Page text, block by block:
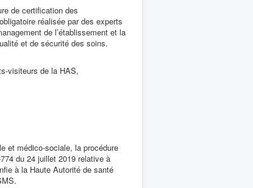
de certification des
réalisée par des experts
de l’établissement et la
et de sécurité des soins.
visiteurs de la HAS,
et médico-sociale, la procédure
du 24 juillet 2019 relative à
à la Haute Autorité de santé